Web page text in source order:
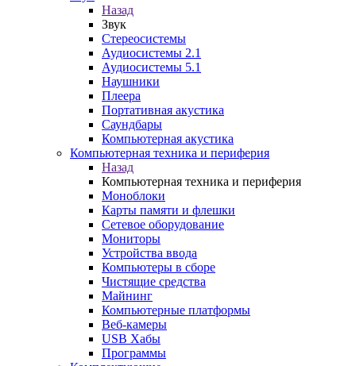
Назад
Звук
Стереосистемы
Аудиосистемы 2.1
Аудиосистемы 5.1
Наушники
Плеера
Портативная акустика
Саундбары
Компьютерная акустика
Компьютерная техника и периферия
Назад
Компьютерная техника и периферия
Моноблоки
Карты памяти и флешки
Сетевое оборудование
Мониторы
Устройства ввода
Компьютеры в сборе
Чистящие средства
Майнинг
Компьютерные платформы
Веб-камеры
USB Хабы
Программы